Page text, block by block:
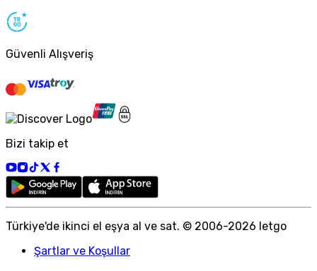
Güvenli Alışveriş
Bizi takip et
Türkiye'de ikinci el eşya al ve sat. © 2006-2026 letgo
Şartlar ve Koşullar